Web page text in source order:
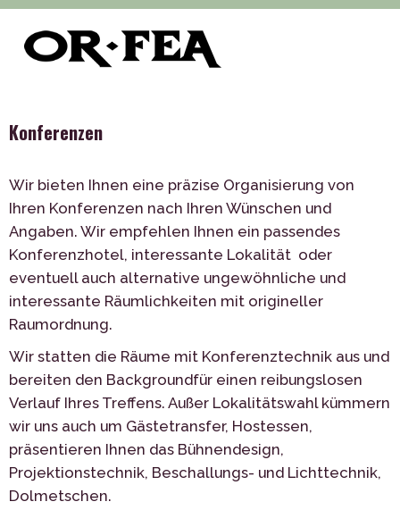
of-fea, programmzentrum > Služby
Veranstaltungsmanagement > Konferenzen
Konferenzen
Wir bieten Ihnen eine präzise Organisierung von
Ihren Konferenzen nach Ihren Wünschen und
Angaben. Wir empfehlen Ihnen ein passendes
Konferenzhotel, interessante Lokalität oder
eventuell auch alternative ungewöhnliche und
interessante Räumlichkeiten mit origineller
Raumordnung.
Wir statten die Räume mit Konferenztechnik aus und
bereiten den Backgroundfür einen reibungslosen
Verlauf Ihres Treffens. Außer Lokalitätswahl kümmern
wir uns auch um Gästetransfer, Hostessen,
präsentieren Ihnen das Bühnendesign,
Projektionstechnik, Beschallungs- und Lichttechnik,
Dolmetschen.